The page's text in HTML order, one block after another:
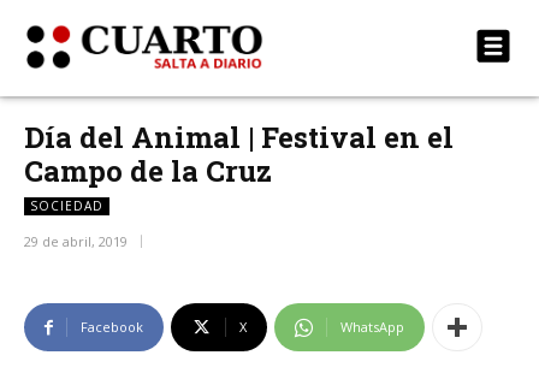
Día del Animal | Festival en el
Campo de la Cruz
SOCIEDAD
29 de abril, 2019
Facebook X WhatsApp